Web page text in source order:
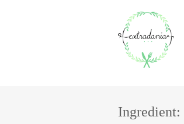
Ingredient: